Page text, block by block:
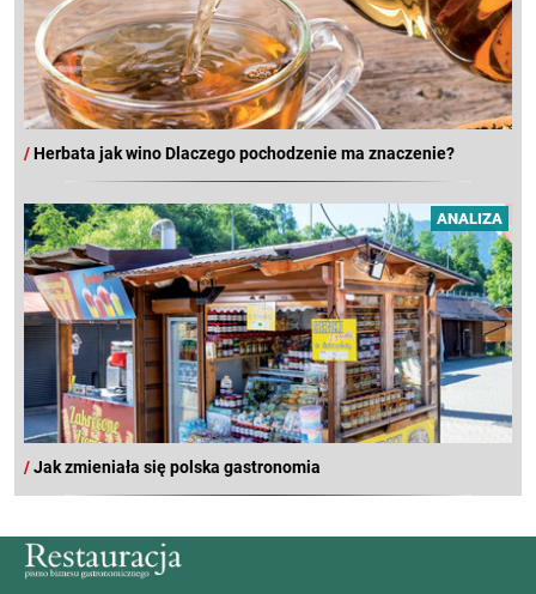
/Herbata jak wino Dlaczego pochodzenie ma znaczenie?
ANALIZA
/Jak zmieniała się polska gastronomia